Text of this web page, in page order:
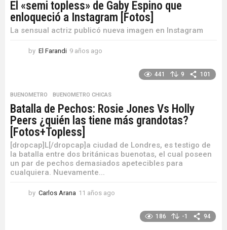
El «semi topless» de Gaby Espino que
enloqueció a Instagram [Fotos]
La sensual actriz publicó nueva imagen en Instagram
by El Farandi 9 años ago
a
g
o
441 9 101
BUENOMETRO ,BUENOMETRO CHICAS
Batalla de Pechos: Rosie Jones Vs Holly
Peers ¿quién las tiene más grandotas?
[Fotos+Topless]
[dropcap]L[/dropcap]a ciudad de Londres, es testigo de
la batalla entre dos británicas buenotas, el cual poseen
un par de pechos demasiados apetecibles para
cualquiera. Nuevamente...
by Carlos Arana 11 años ago
186 -1 94